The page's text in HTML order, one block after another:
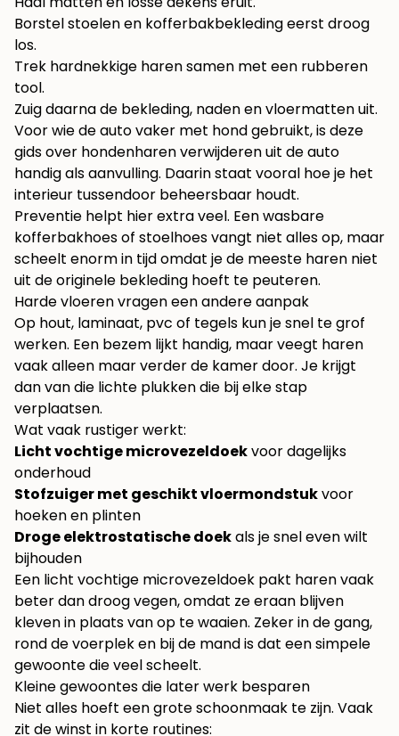
Borstel stoelen en kofferbakbekleding eerst droog
los.
Trek hardnekkige haren samen met een rubberen
tool.
Zuig daarna de bekleding, naden en vloermatten uit.
Voor wie de auto vaker met hond gebruikt, isdeze
gids over hondenharen verwijderen uit de auto
handig als aanvulling. Daarin staat vooral hoe je het
interieur tussendoor beheersbaar houdt.
Preventie helpt hier extra veel. Een wasbare
kofferbakhoes of stoelhoes vangt niet alles op, maar
scheelt enorm in tijd omdat je de meeste haren niet
uit de originele bekleding hoeft te peuteren.
Harde vloeren vragen een andere aanpak
Op hout, laminaat, pvc of tegels kun je snel te grof
werken. Een bezem lijkt handig, maar veegt haren
vaak alleen maar verder de kamer door. Je krijgt
dan van die lichte plukken die bij elke stap
verplaatsen.
Wat vaak rustiger werkt:
Licht vochtige microvezeldoekvoor dagelijks
onderhoud
Stofzuiger met geschikt vloermondstukvoor
hoeken en plinten
Droge elektrostatische doekals je snel even wilt
bijhouden
Een licht vochtige microvezeldoek pakt haren vaak
beter dan droog vegen, omdat ze eraan blijven
kleven in plaats van op te waaien. Zeker in de gang,
rond de voerplek en bij de mand is dat een simpele
gewoonte die veel scheelt.
Kleine gewoontes die later werk besparen
Niet alles hoeft een grote schoonmaak te zijn. Vaak
zit de winst in korte routines: